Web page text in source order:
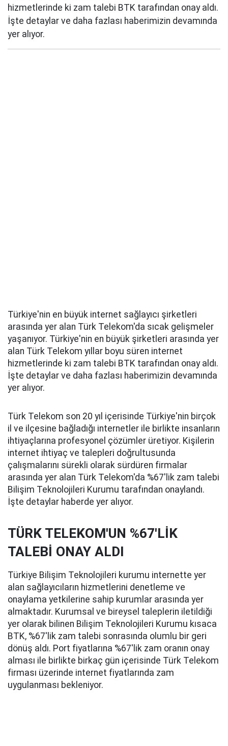
hizmetlerinde ki zam talebi BTK tarafından onay aldı.
İşte detaylar ve daha fazlası haberimizin devamında
yer alıyor.
Türkiye'nin en büyük internet sağlayıcı şirketleri
arasında yer alan Türk Telekom'da sıcak gelişmeler
yaşanıyor. Türkiye'nin en büyük şirketleri arasında yer
alan Türk Telekom yıllar boyu süren internet
hizmetlerinde ki zam talebi BTK tarafından onay aldı.
İşte detaylar ve daha fazlası haberimizin devamında
yer alıyor.
Türk Telekom son 20 yıl içerisinde Türkiye'nin birçok
il ve ilçesine bağladığı internetler ile birlikte insanların
ihtiyaçlarına profesyonel çözümler üretiyor. Kişilerin
internet ihtiyaç ve talepleri doğrultusunda
çalışmalarını sürekli olarak sürdüren firmalar
arasında yer alan Türk Telekom'da %67'lik zam talebi
Bilişim Teknolojileri Kurumu tarafından onaylandı.
İşte detaylar haberde yer alıyor.
TÜRK TELEKOM'UN %67'LİK
TALEBİ ONAY ALDI
Türkiye Bilişim Teknolojileri kurumu internette yer
alan sağlayıcıların hizmetlerini denetleme ve
onaylama yetkilerine sahip kurumlar arasında yer
almaktadır. Kurumsal ve bireysel taleplerin iletildiği
yer olarak bilinen Bilişim Teknolojileri Kurumu kısaca
BTK, %67'lik zam talebi sonrasında olumlu bir geri
dönüş aldı. Port fiyatlarına %67'lik zam oranın onay
alması ile birlikte birkaç gün içerisinde Türk Telekom
firması üzerinde internet fiyatlarında zam
uygulanması bekleniyor.